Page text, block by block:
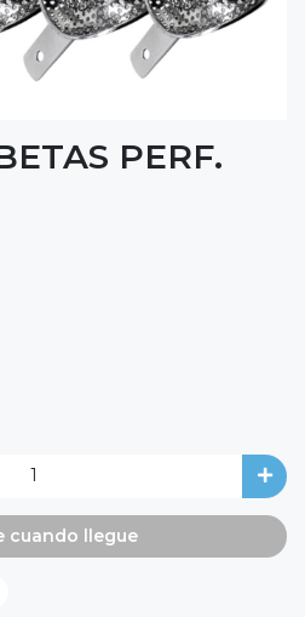
PERF.
cuando llegue